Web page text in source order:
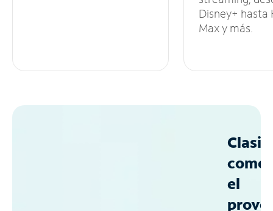
Disney+ hasta
Max y más.
como
el